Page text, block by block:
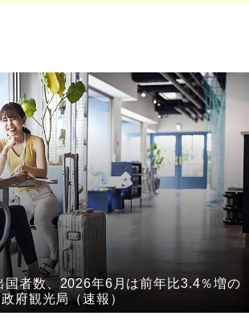
国者数、2026年6月は前年比3.4％増の
観光局（速報）